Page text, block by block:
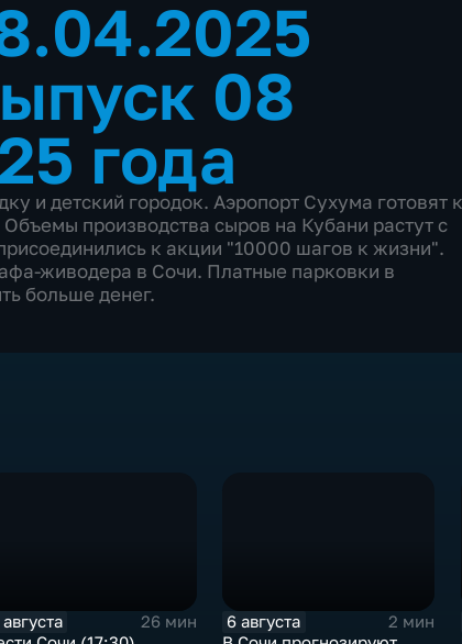
08
года
и детский городок. Аэропорт Сухума готовят к
производства сыров на Кубани растут с
к акции "10000 шагов к жизни".
живодера в Сочи. Платные парковки в
больше денег.
26 мин
6 августа
2 мин